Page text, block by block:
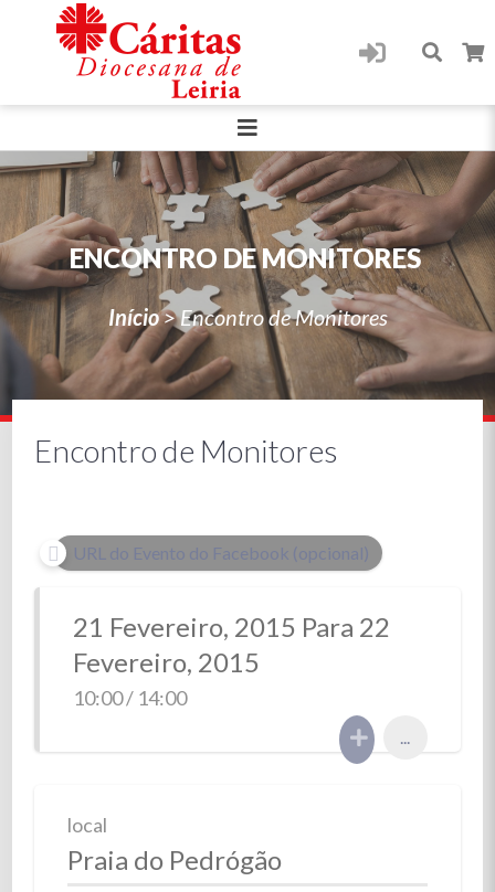
ENCONTRO DE MONITORES
Início>Encontro de Monitores
Encontro de Monitores
URL do Evento do Facebook (opcional)
21 Fevereiro, 2015 Para 22
Fevereiro, 2015
10:00 / 14:00
...
local
Praia do Pedrógão